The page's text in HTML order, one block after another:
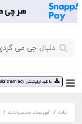
دانلود اپلیکیشن abrishamlady
خانه فهرست محصولات